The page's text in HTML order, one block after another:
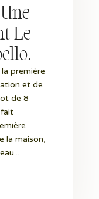
Le
première
et de
de 8
la maison,